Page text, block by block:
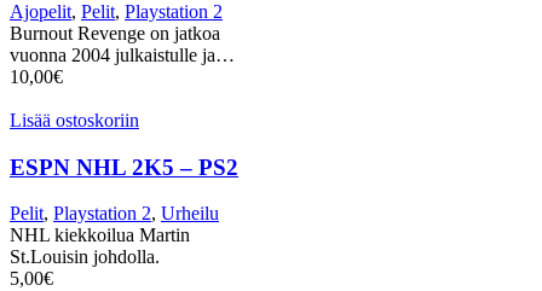
Ajopelit, Pelit, Playstation 2
Burnout Revenge on jatkoa
vuonna 2004 julkaistulle ja…
10,00€
Lisää ostoskoriin
ESPN NHL 2K5 – PS2
Pelit, Playstation 2, Urheilu
NHL kiekkoilua Martin
St.Louisin johdolla.
5,00€